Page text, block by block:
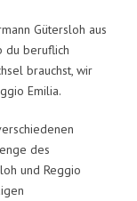
Gütersloh aus
du beruflich
brauchst, wir
Emilia.
des
und Reggio